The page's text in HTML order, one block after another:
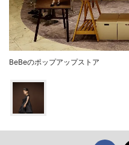
BeBeのポップアップストア